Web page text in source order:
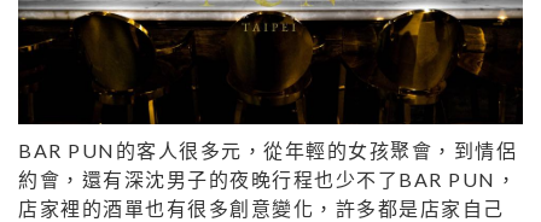
BAR PUN的客人很多元，從年輕的女孩聚會，到情侶
約會，還有深沈男子的夜晚行程也少不了BAR PUN，
店家裡的酒單也有很多創意變化，許多都是店家自己